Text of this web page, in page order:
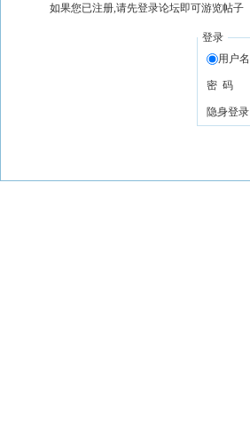
如果您已注册,请先登录论坛即可游览帖子
登录
用户名
密 码
隐身登录